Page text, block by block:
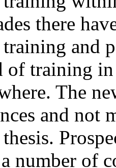
there
and
of training
The
and not
number of